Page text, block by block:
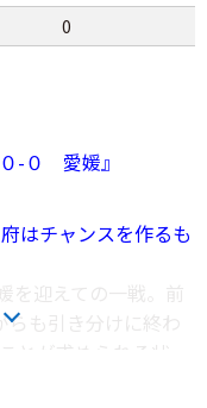
0
-０ 愛媛』
はチャンスを作るも
も引き分けに終わ